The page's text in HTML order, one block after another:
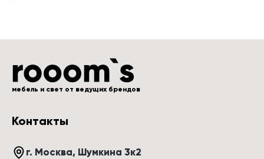
мебель и свет от ведущих брендов
Контакты
г. Москва, Шумкина 3к2